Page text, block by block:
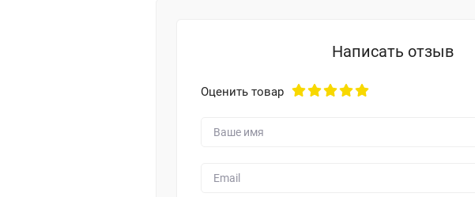
Написать отзыв
Оценить товар